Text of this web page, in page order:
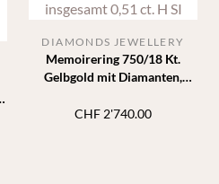
Memoirering 750/18 Kt.
Gelbgold mit Diamanten,
DIAMONDS JEWELLERY
CHF 2'740.00